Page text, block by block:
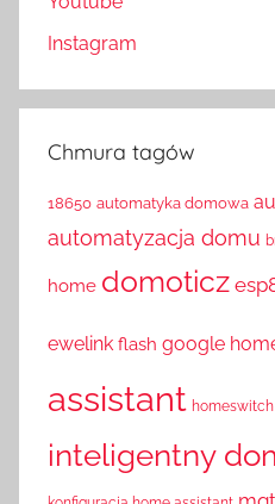
Instagram
Chmura tagów
18650 automatyka domowa
automatyzacja domu
home domoticz
ewelink flash google
assistant homeswitch
inteligentny